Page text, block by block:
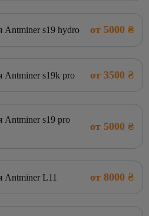
Antminer s19 hydro от 5000 ₴
Antminer s19k pro от 3500 ₴
Antminer s19 pro
от 5000 ₴
Antminer L11 от 8000 ₴